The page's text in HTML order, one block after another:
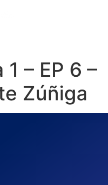
– EP 6 –
Zúñiga